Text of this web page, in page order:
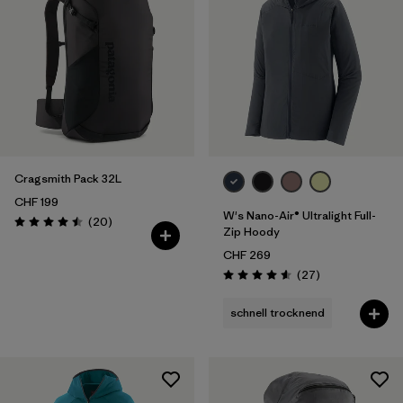
Cragsmith Pack 32L
CHF 199
Bewertung: 4.5 / 5
(20Rezensionen
)
W's Nano-Air® Ultralight Full-
Zip Hoody
CHF 269
Bewertung: 4.6 / 5
(27Rezensionen
)
schnell trocknend